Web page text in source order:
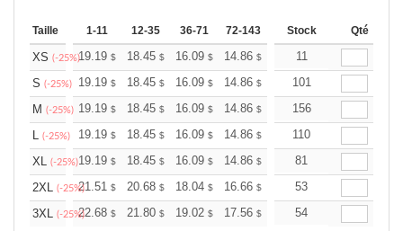
Taille 1-11 12-35 36-71 72-143 144-287 288 +
Stock Qté
XS (-25%)19.19 $ 18.45 $ 16.09 $ 14.86 $ 14.11$
11
S (-25%) 19.19 $ 18.45 $ 16.09 $ 14.86 $ 14.11$
101
M (-25%) 19.19 $ 18.45 $ 16.09 $ 14.86 $ 14.11$
156
L (-25%) 19.19 $ 18.45 $ 16.09 $ 14.86 $ 14.11$
110
XL (-25%)19.19 $ 18.45 $ 16.09 $ 14.86 $ 14.11$
81
2XL (-25%)21.51 $ 20.68 $ 18.04 $ 16.66 $ 15.82$
53
3XL (-25%)22.68 $ 21.80 $ 19.02 $ 17.56 $ 16.68$
54